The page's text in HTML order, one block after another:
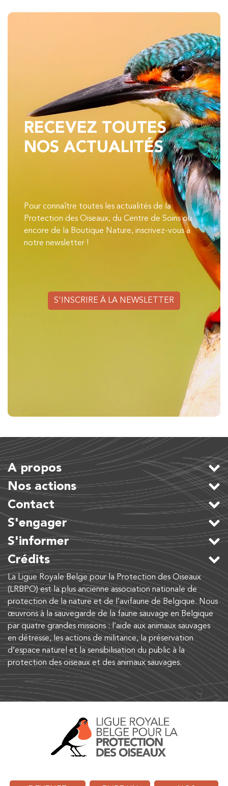
RECEVEZ TOUTES
NOS ACTUALITÉS
Pour connaître toutes les actualités de la
Protection des Oiseaux, du Centre de Soins ou
encore de la Boutique Nature, inscrivez-vous à
notre newsletter !
S'INSCRIRE À LA NEWSLETTER
A propos
Nos actions
Contact
S'engager
S'informer
Crédits
La Ligue Royale Belge pour la Protection des Oiseaux
(LRBPO) est la plus ancienne association nationale de
protection de la nature et de l’avifaune de Belgique. Nous
œuvrons à la sauvegarde de la faune sauvage en Belgique
par quatre grandes missions : l’aide aux animaux sauvages
en détresse, les actions de militance, la préservation
d’espace naturel et la sensibilisation du public à la
protection des oiseaux et des animaux sauvages.